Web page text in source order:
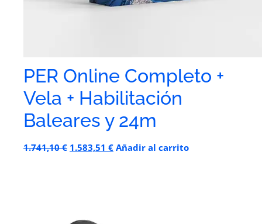
PER Online Completo +
Vela + Habilitación
Baleares y 24m
1.741,10€ 1.583,51 € Añadir al carrito